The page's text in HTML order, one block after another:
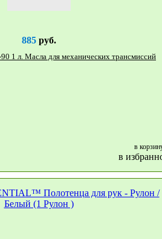
885руб.
1 л. Масла для механических трансмиссий
в
в